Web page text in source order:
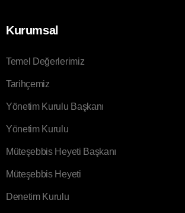
Kurumsal
Temel Değerlerimiz
Tarihçemiz
Yönetim Kurulu Başkanı
Yönetim Kurulu
Müteşebbis Heyeti Başkanı
Müteşebbis Heyeti
Denetim Kurulu